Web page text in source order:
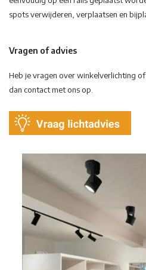
spots verwijderen, verplaatsen en
Vragen of advies
Heb je vragen over winkelverlichting
dan contact met ons op.